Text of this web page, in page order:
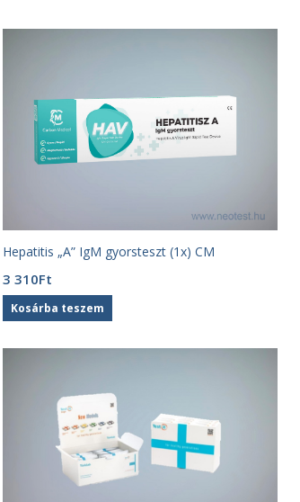
Hepatitis „A” IgM gyorsteszt (1x) CM
3 310Ft
Kosárba teszem